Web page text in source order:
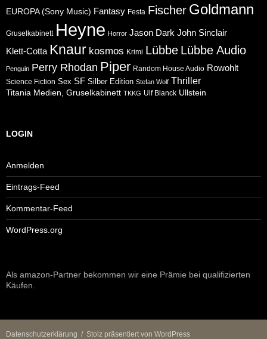
EUROPA (Sony Music) Fantasy Festa Fischer Goldmann
Gruselkabinett Heyne Horror Jason Dark John Sinclair
Klett-Cotta Knaur kosmos Krimi Lübbe Lübbe Audio
Penguin Perry Rhodan Piper Random House Audio Rowohlt
Science Fiction Sex SF Silber Edition Stefan Wolf Thriller
Titania Medien, Gruselkabinett TKKG Ulf Blanck Ullstein
LOGIN
Anmelden
Eintrags-Feed
Kommentar-Feed
WordPress.org
Als amazon-Partner bekommen wir eine Prämie bei qualifizierten
Käufen.
Datenschutzerklärung Stolz präsentiert von WordPress